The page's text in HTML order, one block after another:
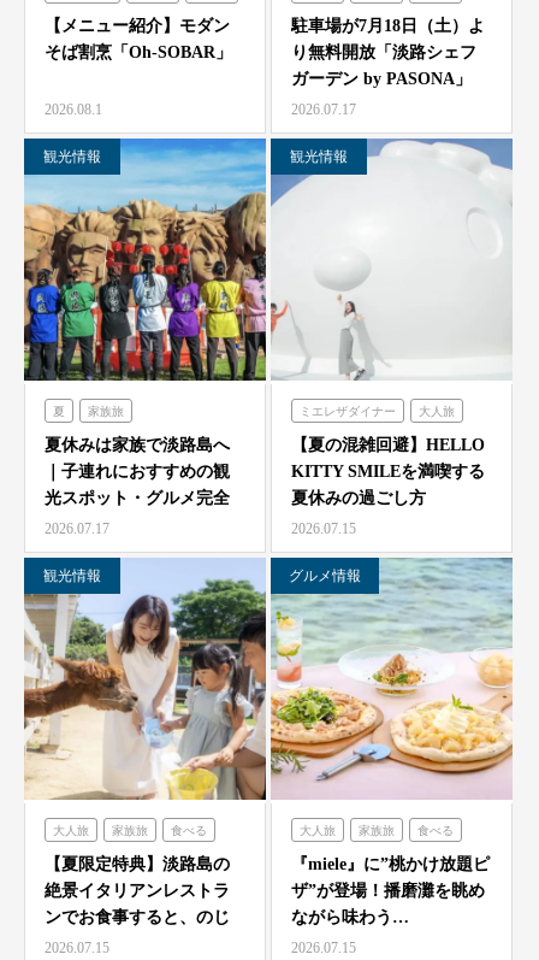
【メニュー紹介】モダン
そば割烹「Oh-SOBAR」
2026.08.1
シェフガーデン
駐車場が7月18日（土）よ
り無料開放「淡路シェフ
ガーデン by PASONA」
「Ladyb…
2026.07.17
観光情報
夏 家族旅
農家レストラン「陽・燦燦」
シェフガーデン
ニジゲンノモリ
夏休みは家族で淡路島へ
｜子連れにおすすめの観
光スポット・グルメ完全
ガイド
2026.07.17
観光情報
ミエレザダイナー 大人旅
家族旅 食べる 体験する
ハローキティスマイル
【夏の混雑回避】HELLO
KITTY SMILEを満喫する
夏休みの過ごし方
2026.07.15
観光情報
大人旅 家族旅 食べる
体験する のじまスコーラ
【夏限定特典】淡路島の
絶景イタリアンレストラ
ンでお食事すると、のじ
ま動物園の入場券をプレ
2026.07.15
グルメ情報
大人旅 家族旅 食べる
体験する ミエレ
『miele』に”桃かけ放題ピ
ザ”が登場！播磨灘を眺め
ながら味わう…
2026.07.15